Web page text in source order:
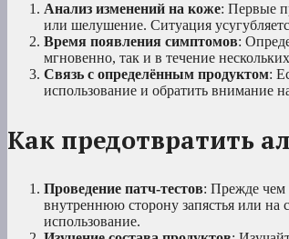
Анализ изменений на коже: Первые
или шелушение. Ситуация
Время появления симптомов:
мгновенно, так и в течение
Связь с определённым продуктом:
использование и обратить внимание
Как предотвратить
Проведение патч-тестов: Прежде чем
внутреннюю сторону запястья или на
использование.